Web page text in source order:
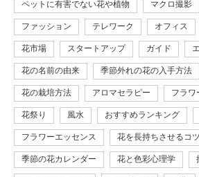
ペットに有害でない花や植物 マクロ撮影
ファッション テレワーク オフィス
花市場 スタートアップ ガイド
花の名前の由来 季節外れの花の入手方法
花の栽培方法 アロマセラピー フラワ
花祭り 風水 おすすめランキング
フラワーエッセンス 花を長持ちさせるコツ
季節の花カレンダー 花と色彩心理学